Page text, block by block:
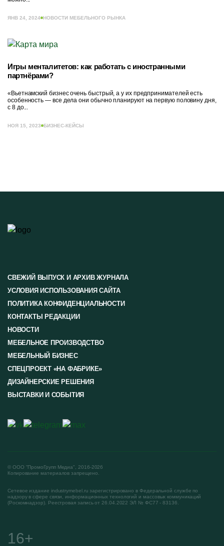
ЯНВ 24, 2024 НОВОСТИ МЕБЕЛЬНОГО РЫНКА
Игры менталитетов: как работать с иностранными
партнёрами?
«Вьетнамский бизнес очень быстрый, а у их предпринимателей есть
особенность — все дела они обычно планируют на первую половину дня,
с 8 до...
НОЯ 15, 2023 БИЗНЕС-КЕЙСЫ
© ООО "ПромоГрупп Медиа", 2016-2026
Копирование материалов запрещено.
СВЕЖИЙ ВЫПУСК И АРХИВ ЖУРНАЛА
УСЛОВИЯ ИСПОЛЬЗОВАНИЯ САЙТА
ПОЛИТИКА КОНФИДЕНЦИАЛЬНОСТИ
КОНТАКТЫ РЕДАКЦИИ
НОВОСТИ
МЕБЕЛЬНОЕ ПРОИЗВОДСТВО
МЕБЕЛЬНЫЙ БИЗНЕС
СПЕЦПРОЕКТ «НА ФАБРИКЕ»
ДИЗАЙНЕРСКИЕ РЕШЕНИЯ
ВЫСТАВКИ И СОБЫТИЯ
Сетевое издание industrymebel.ru зарегистрировано в Федеральной службе по
надзору в сфере связи, информационных технологий и массовых коммуникаций
(Роскомнадзор). Реестровая запись от 26.04.2022 ЭЛ № ФС77 - 83136.
16+